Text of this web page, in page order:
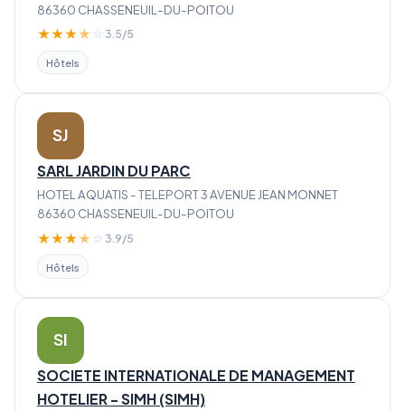
86360 CHASSENEUIL-DU-POITOU
★★★★ ☆ 3.5/5
Hôtels
SJ
SARL JARDIN DU PARC
HOTEL AQUATIS - TELEPORT 3 AVENUE JEAN MONNET
86360 CHASSENEUIL-DU-POITOU
★★★★ ☆ 3.9/5
Hôtels
SI
SOCIETE INTERNATIONALE DE MANAGEMENT
HOTELIER - SIMH (SIMH)